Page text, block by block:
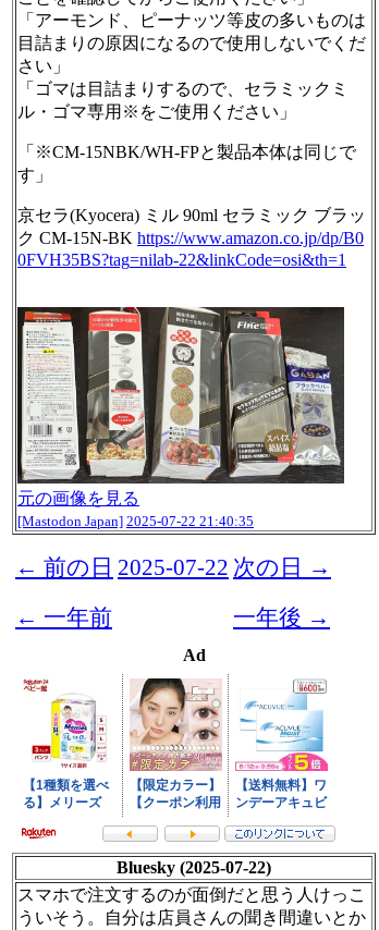
「アーモンド、ピーナッツ等皮の多いものは
目詰まりの原因になるので使用しないでくだ
さい」
「ゴマは目詰まりするので、セラミックミ
ル・ゴマ専用※をご使用ください」
「※CM-15NBK/WH-FPと製品本体は同じで
す」
京セラ(Kyocera) ミル 90ml セラミック ブラッ
ク CM-15N-BK https://www.amazon.co.jp/dp/B0
0FVH35BS?tag=nilab-22&linkCode=osi&th=1
元の画像を見る
[Mastodon Japan] 2025-07-22 21:40:35
← 前の日 2025-07-22 次の日 →
← 一年前
一年後 →
Ad
Bluesky (2025-07-22)
スマホで注文するのが面倒だと思う人けっこ
ういそう。自分は店員さんの聞き間違いとか